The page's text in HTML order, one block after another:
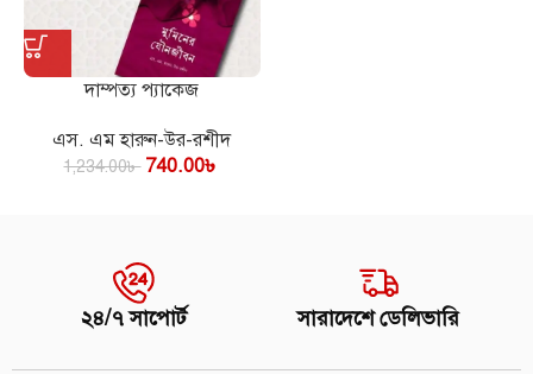
দাম্পত্য প্যাকেজ
এস. এম হারুন-উর-রশীদ
1,234.00৳ 740.00৳
২৪/৭ সাপোর্ট সারাদেশে ডেলিভারি